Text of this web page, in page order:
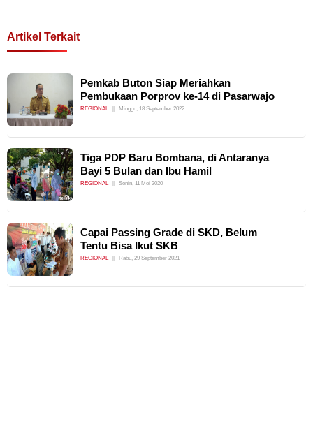
Artikel Terkait
Pemkab Buton Siap Meriahkan
Pembukaan Porprov ke-14 di Pasarwajo
REGIONAL Minggu, 18 September 2022
Tiga PDP Baru Bombana, di Antaranya
Bayi 5 Bulan dan Ibu Hamil
REGIONAL Senin, 11 Mei 2020
Capai Passing Grade di SKD, Belum
Tentu Bisa Ikut SKB
REGIONAL Rabu, 29 September 2021